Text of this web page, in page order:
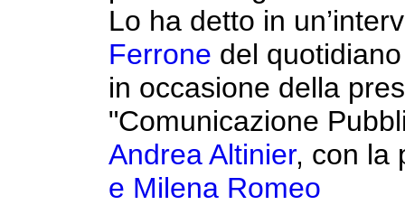
Lo ha detto in
Ferrone del
in occasione della
"Comunicazione
Andrea Altinier, con la
e Milena Romeo